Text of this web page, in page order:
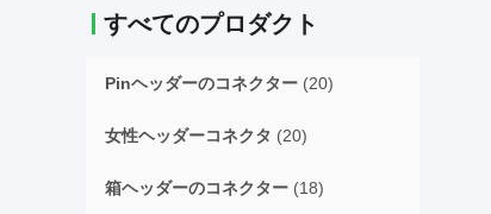
すべてのプロダクト
Pinヘッダーのコネクター (20)
女性ヘッダーコネクタ (20)
箱ヘッダーのコネクター (18)